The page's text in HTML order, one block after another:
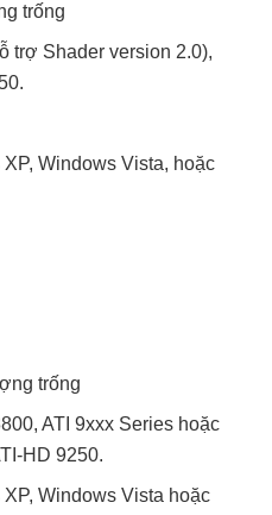
trống
trợ Shader version 2.0),
Windows Vista, hoặc
trống
ATI 9xxx Series hoặc
HD 9250.
Windows Vista hoặc